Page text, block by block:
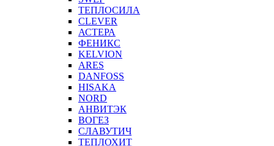
ТЕПЛОСИЛА
CLEVER
АСТЕРА
ФЕНИКС
KELVION
ARES
DANFOSS
HISAKA
NORD
АНВИТЭК
ВОГЕЗ
СЛАВУТИЧ
ТЕПЛОХИТ